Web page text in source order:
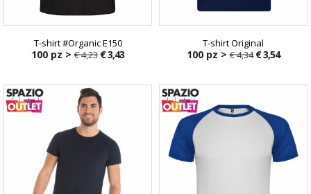
T-shirt #Organic E150
100 pz > € 4,23 € 3,43
T-shirt Original
100 pz > € 4,34 € 3,54